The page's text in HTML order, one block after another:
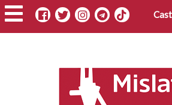
Pasar
al
contenido